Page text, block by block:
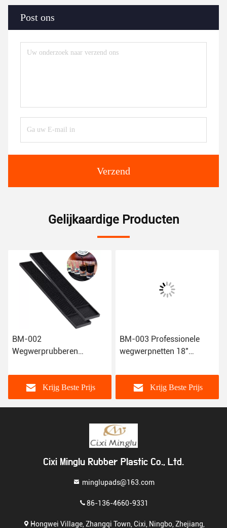
Post ons
Verzend
Gelijkaardige Producten
BM-002
Wegwerprubberen
poedelmatten Restaurant
Krijg Beste Prijs
BM-003 Professionele
wegwerpnetten 18"
Bar Beer bar
Krijg Beste Prijs
Cixi Minglu Rubber Plastic Co., Ltd.
minglupads@163.com
86-136-4660-9331
Hongwei Village, Zhangqi Town, Cixi, Ningbo, Zhejiang,